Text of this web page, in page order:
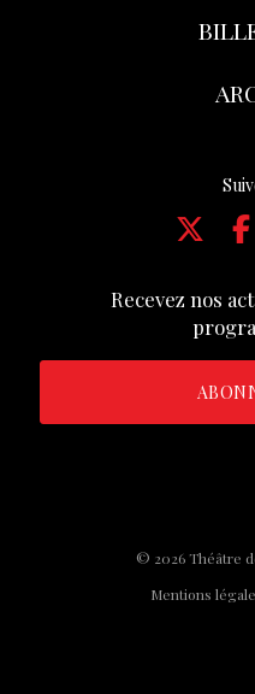
Recevez nos
© 2026 Théâtre
Mentions